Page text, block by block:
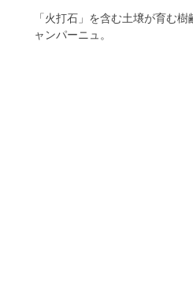
「火打石」を含む土壌が育む
ャンパーニュ。